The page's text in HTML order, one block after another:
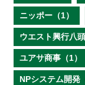
ニッポー（1）
ウエスト興行八頭
ユアサ商事（1）
NPシステム開発